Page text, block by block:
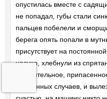
опустилась вместе с
не попадал, губы стали
пальцев побелели и
берега опять попали в
присутствует на
насухо, хлебнули из
горячительное,
экстренных случаев, и